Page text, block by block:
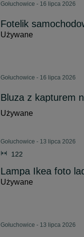
Gołuchowice - 16 lipca 2026
Fotelik
Używane
Gołuchowice - 16 lipca 2026
Bluza z kapturem
Używane
Gołuchowice - 13 lipca 2026
122
Lampa Ikea foto
Używane
Gołuchowice - 13 lipca 2026